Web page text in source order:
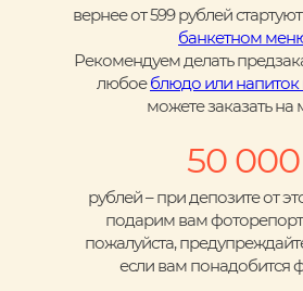
вернее от 599 рублей
банкетном
Рекомендуем делать
любоеблюдо или
можете заказать на
50 000
рублей – при депозите от
подарим вам
пожалуйста,
если вам понадобится